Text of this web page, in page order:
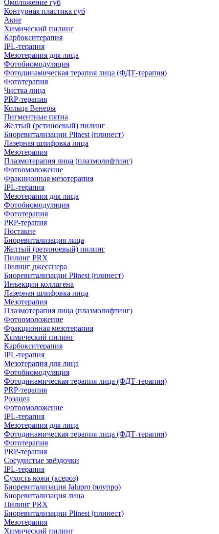
Омоложение губ
Контурная пластика губ
Акне
Химический пилинг
Карбокситерапия
IPL‑терапия
Мезотерапия для лица
Фотобиомодуляция
Фотодинамическая терапия лица (ФДТ-терапия)
Фототерапия
Чистка лица
PRP-терапия
Кольца Венеры
Пигментные пятна
Желтый (ретиноевый) пилинг
Биоревитализации Plinest (плинест)
Лазерная шлифовка лица
Мезотерапия
Плазмотерапия лица (плазмолифтинг)
Фотоомоложение
Фракционная мезотерапия
IPL‑терапия
Мезотерапия для лица
Фотобиомодуляция
Фототерапия
PRP-терапия
Постакне
Биоревитализация лица
Желтый (ретиноевый) пилинг
Пилинг PRX
Пилинг джесснера
Биоревитализации Plinest (плинест)
Инъекции коллагена
Лазерная шлифовка лица
Мезотерапия
Плазмотерапия лица (плазмолифтинг)
Фотоомоложение
Фракционная мезотерапия
Химический пилинг
Карбокситерапия
IPL‑терапия
Мезотерапия для лица
Фотобиомодуляция
Фотодинамическая терапия лица (ФДТ-терапия)
PRP-терапия
Розацеа
Фотоомоложение
IPL‑терапия
Мезотерапия для лица
Фотодинамическая терапия лица (ФДТ-терапия)
Фототерапия
PRP-терапия
Сосудистые звёздочки
IPL‑терапия
Сухость кожи (ксероз)
Биоревитализация Jalupro (ялупро)
Биоревитализация лица
Пилинг PRX
Биоревитализации Plinest (плинест)
Мезотерапия
Химический пилинг